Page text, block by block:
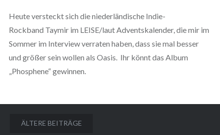
Heute versteckt sich die niederländische Indie-
Rockband Taymir im LEISE/laut Adventskalender, die mir im
Sommer im Interview verraten haben, dass sie mal besser
und größer sein wollen als Oasis. Ihr könnt das Album
„Phosphene“ gewinnen.
Beitragsnavigation
ÄLTERE BEITRÄGE